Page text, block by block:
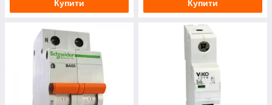
Купити Купити